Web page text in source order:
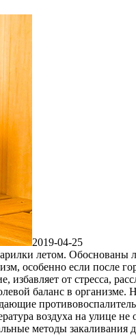
2019-04-25
летом. Обоснованы
особенно если после
от стресса,
баланс в
воздуха на улице
методы